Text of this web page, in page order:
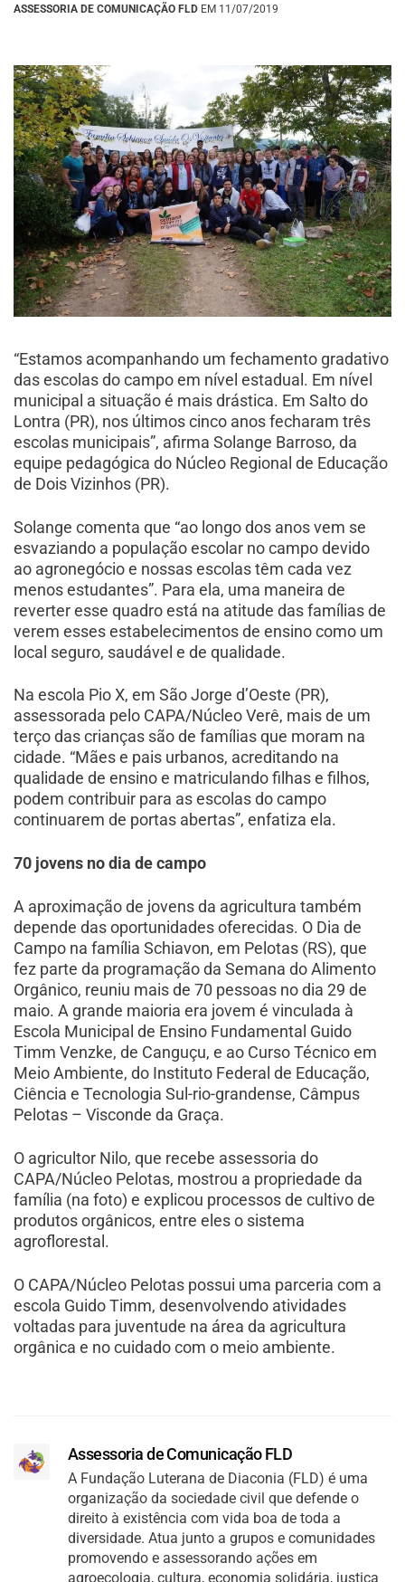
ASSESSORIA DE COMUNICAÇÃO FLD EM 11/07/2019
“Estamos acompanhando um fechamento gradativo
das escolas do campo em nível estadual. Em nível
municipal a situação é mais drástica. Em Salto do
Lontra (PR), nos últimos cinco anos fecharam três
escolas municipais”, afirma Solange Barroso, da
equipe pedagógica do Núcleo Regional de Educação
de Dois Vizinhos (PR).
Solange comenta que “ao longo dos anos vem se
esvaziando a população escolar no campo devido
ao agronegócio e nossas escolas têm cada vez
menos estudantes”. Para ela, uma maneira de
reverter esse quadro está na atitude das famílias de
verem esses estabelecimentos de ensino como um
local seguro, saudável e de qualidade.
Na escola Pio X, em São Jorge d’Oeste (PR),
assessorada pelo CAPA/Núcleo Verê, mais de um
terço das crianças são de famílias que moram na
cidade. “Mães e pais urbanos, acreditando na
qualidade de ensino e matriculando filhas e filhos,
podem contribuir para as escolas do campo
continuarem de portas abertas”, enfatiza ela.
70 jovens no dia de campo
A aproximação de jovens da agricultura também
depende das oportunidades oferecidas. O Dia de
Campo na família Schiavon, em Pelotas (RS), que
fez parte da programação da Semana do Alimento
Orgânico, reuniu mais de 70 pessoas no dia 29 de
maio. A grande maioria era jovem é vinculada à
Escola Municipal de Ensino Fundamental Guido
Timm Venzke, de Canguçu, e ao Curso Técnico em
Meio Ambiente, do Instituto Federal de Educação,
Ciência e Tecnologia Sul-rio-grandense, Câmpus
Pelotas – Visconde da Graça.
O agricultor Nilo, que recebe assessoria do
CAPA/Núcleo Pelotas, mostrou a propriedade da
família (na foto) e explicou processos de cultivo de
produtos orgânicos, entre eles o sistema
agroflorestal.
O CAPA/Núcleo Pelotas possui uma parceria com a
escola Guido Timm, desenvolvendo atividades
voltadas para juventude na área da agricultura
orgânica e no cuidado com o meio ambiente.
Assessoria de Comunicação FLD
A Fundação Luterana de Diaconia (FLD) é uma
organização da sociedade civil que defende o
direito à existência com vida boa de toda a
diversidade. Atua junto a grupos e comunidades
promovendo e assessorando ações em
agroecologia, cultura, economia solidária, justiça